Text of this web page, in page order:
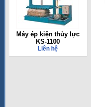
Máy ép kiện thủy lực
KS-1100
Liên hệ